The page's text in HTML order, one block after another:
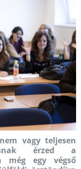
vagy teljesen
érzed a
még egy végső